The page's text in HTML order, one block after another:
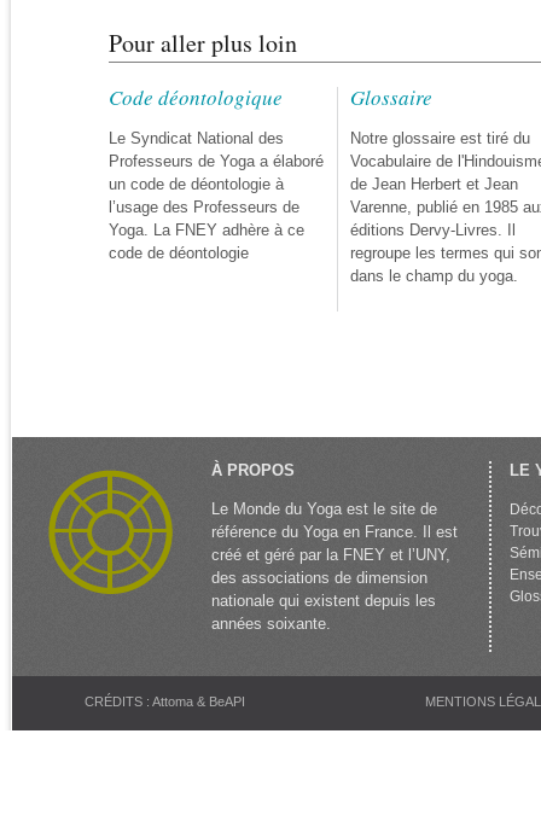
Pour aller plus loin
Code déontologique
Le Syndicat National des
Professeurs de Yoga a élaboré
un code de déontologie à
l’usage des Professeurs de
Yoga. La FNEY adhère à ce
code de déontologie
Glossaire
Notre glossaire est tiré du
Vocabulaire de
de Jean Herbert et Jean
Varenne, publié en 1985
éditions Dervy-Livres. Il
regroupe les termes qui
dans le champ du yoga.
À PROPOS
Le Monde du Yoga est le site de
référence du Yoga en France. Il est
créé et géré par la FNEY et l’UNY,
des associations de dimension
nationale qui existent depuis les
années soixante.
LE
CRÉDITS : Attoma & BeAPI MENTIONS